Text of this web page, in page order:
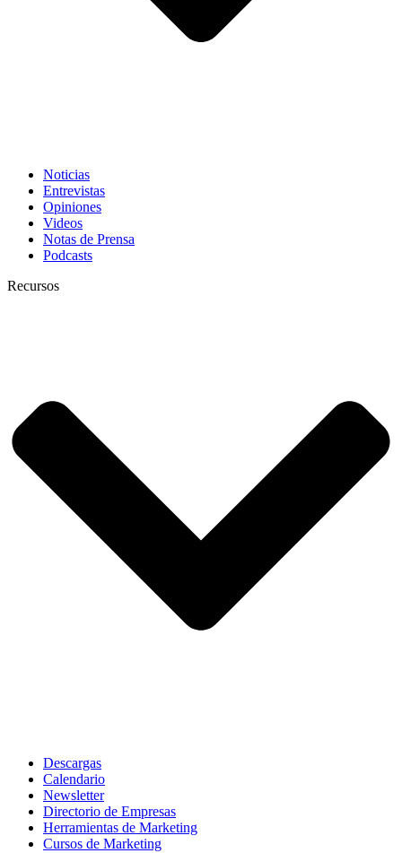
Noticias
Entrevistas
Opiniones
Videos
Notas de Prensa
Podcasts
Recursos
Descargas
Calendario
Newsletter
Directorio de Empresas
Herramientas de Marketing
Cursos de Marketing